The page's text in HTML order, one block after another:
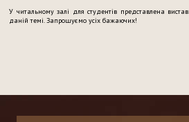
У читальному залі для студентів представлена
даній темі. Запрошуємо усіх бажаючих!